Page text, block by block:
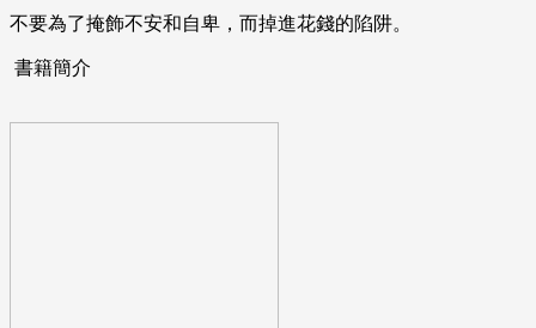
不要為了掩飾不安和自卑，而掉進花錢的陷阱。
書籍簡介